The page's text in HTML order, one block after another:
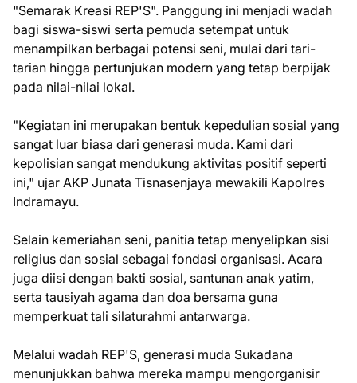
"Semarak Kreasi REP'S". Panggung ini menjadi wadah
bagi siswa-siswi serta pemuda setempat untuk
menampilkan berbagai potensi seni, mulai dari tari-
tarian hingga pertunjukan modern yang tetap berpijak
pada nilai-nilai lokal.
"Kegiatan ini merupakan bentuk kepedulian sosial yang
sangat luar biasa dari generasi muda. Kami dari
kepolisian sangat mendukung aktivitas positif seperti
ini," ujar AKP Junata Tisnasenjaya mewakili Kapolres
Indramayu.
Selain kemeriahan seni, panitia tetap menyelipkan sisi
religius dan sosial sebagai fondasi organisasi. Acara
juga diisi dengan bakti sosial, santunan anak yatim,
serta tausiyah agama dan doa bersama guna
memperkuat tali silaturahmi antarwarga.
Melalui wadah REP'S, generasi muda Sukadana
menunjukkan bahwa mereka mampu mengorganisir